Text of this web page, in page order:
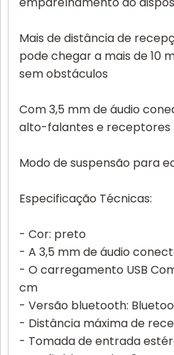
Mais de distância de
pode chegar a mais de 10
sem obstáculos
Com 3,5 mm de áudio
alto-falantes e receptores
Modo de suspensão para
Especificação Técnicas:
- Cor: preto
- A 3,5 mm de áudio
- O carregamento USB
cm
- Versão bluetooth:
- Distância máxima de
- Tomada de entrada